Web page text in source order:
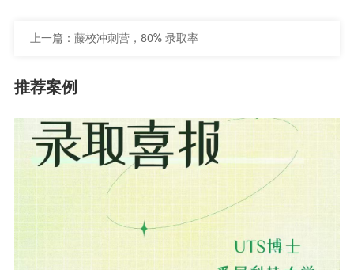
上一篇： 藤校冲刺营，80% 录取率
推荐案例